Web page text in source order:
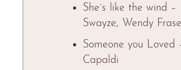
She´s like the wind –
Swayze, Wendy
Someone you Loved
Capaldi